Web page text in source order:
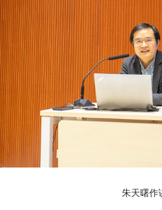
朱天曙作